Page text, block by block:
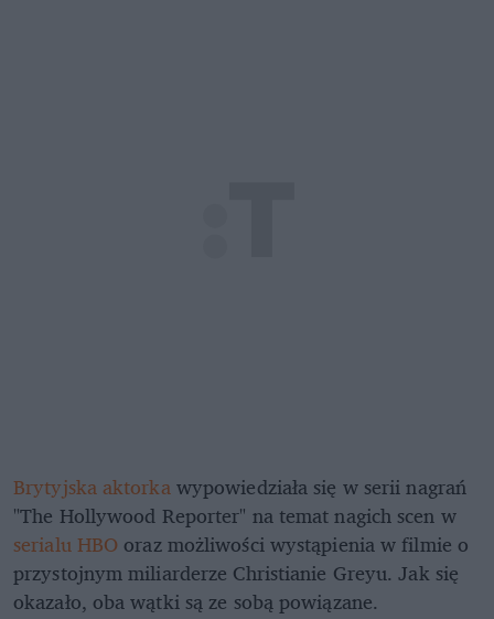
Brytyjska aktorkawypowiedziała się w serii nagrań
"The Hollywood Reporter" na temat nagich scen w
serialu HBO oraz możliwości wystąpienia w filmie o
przystojnym miliarderze Christianie Greyu. Jak się
okazało, oba wątki są ze sobą powiązane.